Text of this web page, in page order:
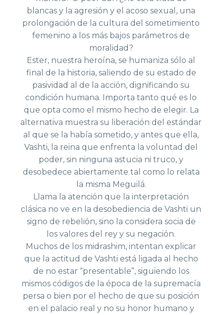
blancas y la agresión y el acoso sexual, una
prolongación de la cultura del sometimiento
femenino a los más bajos parámetros de
moralidad?
Ester, nuestra heroína, se humaniza sólo al
final de la historia, saliendo de su estado de
pasividad al de la acción, dignificando su
condición humana. Importa tanto qué es lo
que opta como el mismo hecho de elegir. La
alternativa muestra su liberación del estándar
al que se la había sometido, y antes que ella,
Vashti, la reina que enfrenta la voluntad del
poder, sin ninguna astucia ni truco, y
desobedece abiertamente tal como lo relata
la misma Meguilá.
Llama la atención que la interpretación
clásica no ve en la desobediencia de Vashti un
signo de rebelión, sino la considera socia de
los valores del rey y su negación.
Muchos de los midrashim, intentan explicar
que la actitud de Vashti está ligada al hecho
de no estar “presentable”, siguiendo los
mismos códigos de la época de la supremacía
persa o bien por el hecho de que su posición
en el palacio real y no su honor humano y